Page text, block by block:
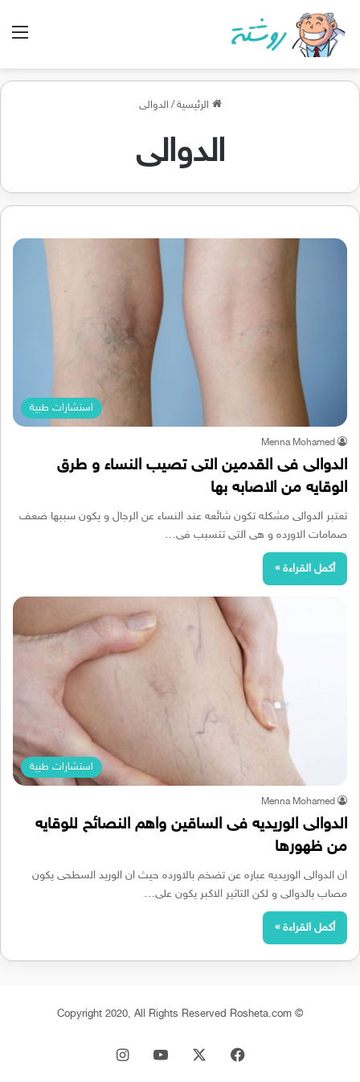
الرئيسية / الدوالى
الدوالى
استشارات طبية
Menna Mohamed
الدوالى فى القدمين التى تصيب النساء و طرق
الوقايه من الاصابه بها
تعتبر الدوالى مشكله تكون شائعه عند النساء عن الرجال و يكون سببها ضعف
صمامات الاورده و هى التى تتسبب فى…
أكمل القراءة »
استشارات طبية
Menna Mohamed
الدوالى الوريديه فى الساقين واهم النصائح للوقايه
من ظهورها
ان الدوالى الوريديه عباره عن تضخم بالاورده حيث ان الوريد السطحى يكون
مصاب بالدوالى و لكن التاثير الاكبر يكون على…
أكمل القراءة »
© Copyright 2020, All Rights Reserved Rosheta.com
فيسبوك ‫YouTube